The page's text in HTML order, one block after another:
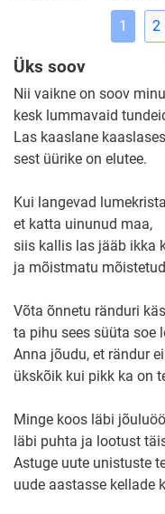
1 2
Üks soov
Nii vaikne on soov
kesk lummavaid
Las kaaslane
sest üürike on elutee.
Kui langevad
et katta uinunud maa,
siis kallis las jääb ikka
ja mõistmatu
Võta õnnetu ränduri
ta pihu sees süüta soe
Anna jõudu, et rändur
ükskõik kui pikk ka on
Minge koos läbi
läbi puhta ja lootust
Astuge uute unistuste
uude aastasse kellade